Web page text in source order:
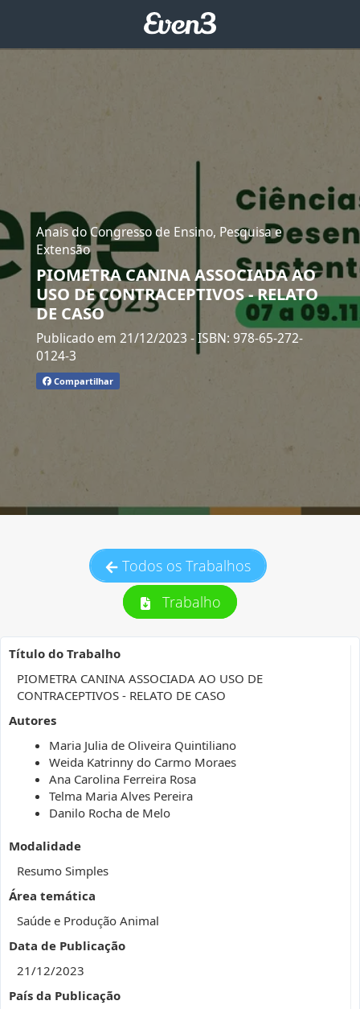
Anais do Congresso de Ensino, Pesquisa e
Extensão
PIOMETRA CANINA ASSOCIADA AO
USO DE CONTRACEPTIVOS - RELATO
DE CASO
Publicado em 21/12/2023 - ISBN: 978-65-272-
0124-3
Compartilhar
Todos os Trabalhos
Trabalho
Título do Trabalho
PIOMETRA CANINA ASSOCIADA AO USO DE
CONTRACEPTIVOS - RELATO DE CASO
Autores
Maria Julia de Oliveira Quintiliano
Weida Katrinny do Carmo Moraes
Ana Carolina Ferreira Rosa
Telma Maria Alves Pereira
Danilo Rocha de Melo
Modalidade
Resumo Simples
Área temática
Saúde e Produção Animal
Data de Publicação
21/12/2023
País da Publicação